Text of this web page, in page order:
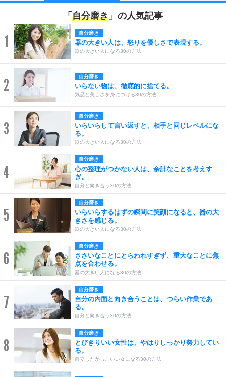
「 自分磨き 」の人気記事
1 自分磨き
器の大きい人は、怒りを優しさで表現する。
器の大きい人になる30の方法
2 自分磨き
いらない物は、徹底的に捨てる。
気品と美しさを身につける30の方法
3
自分磨き
いらいらして言い返すと、相手と同じレベルにな
る。
器の大きい人になる30の方法
4
自分磨き
心の整理がつかない人は、余計なことを考えす
ぎ。
自分と向き合う30の方法
5
自分磨き
いらいらするはずの瞬間に笑顔になると、器の大
きさを感じる。
器の大きい人になる30の方法
6
自分磨き
ささいなことにとらわれすぎず、重大なことに焦
点を合わせる。
器の大きい人になる30の方法
7
自分磨き
自分の内面と向き合うことは、つらい作業であ
る。
自分と向き合う30の方法
8
自分磨き
とびきりいい女性は、やはりしっかり努力してい
る。
自立したかっこいい女になる30の方法